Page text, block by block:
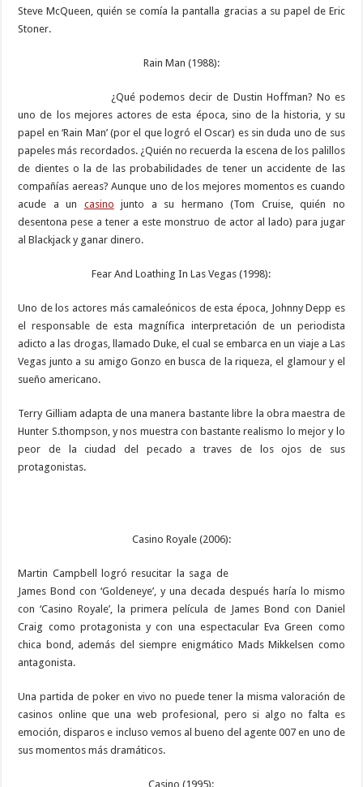
Steve McQueen, quién se comía la pantalla gracias a su papel de Eric
Stoner.
Rain Man (1988):
¿Qué podemos decir de Dustin Hoffman? No es
uno de los mejores actores de esta época, sino de la historia, y su
papel en ‘Rain Man’ (por el que logró el Oscar) es sin duda uno de sus
papeles más recordados. ¿Quién no recuerda la escena de los palillos
de dientes o la de las probabilidades de tener un accidente de las
compañías aereas? Aunque uno de los mejores momentos es cuando
acude a un casino junto a su hermano (Tom Cruise, quién no
desentona pese a tener a este monstruo de actor al lado) para jugar
al Blackjack y ganar dinero.
Fear And Loathing In Las Vegas (1998):
Uno de los actores más camaleónicos de esta época, Johnny Depp es
el responsable de esta magnífica interpretación de un periodista
adicto a las drogas, llamado Duke, el cual se embarca en un viaje a Las
Vegas junto a su amigo Gonzo en busca de la riqueza, el glamour y el
sueño americano.
Terry Gilliam adapta de una manera bastante libre la obra maestra de
Hunter S.thompson, y nos muestra con bastante realismo lo mejor y lo
peor de la ciudad del pecado a traves de los ojos de sus
protagonistas.
Casino Royale (2006):
Martin Campbell logró resucitar la saga de
James Bond con ‘Goldeneye’, y una decada después haría lo mismo
con ‘Casino Royale’, la primera película de James Bond con Daniel
Craig como protagonista y con una espectacular Eva Green como
chica bond, además del siempre enigmático Mads Mikkelsen como
antagonista.
Una partida de poker en vivo no puede tener la misma valoración de
casinos online que una web profesional, pero si algo no falta es
emoción, disparos e incluso vemos al bueno del agente 007 en uno de
sus momentos más dramáticos.
Casino (1995):